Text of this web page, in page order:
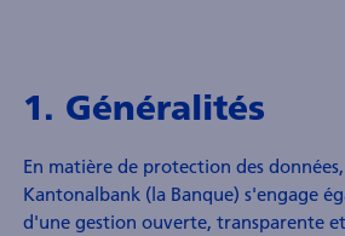
1. Généralités
En matière de protection des
Kantonalbank (la Banque) s'engage
d'une gestion ouverte, transparente